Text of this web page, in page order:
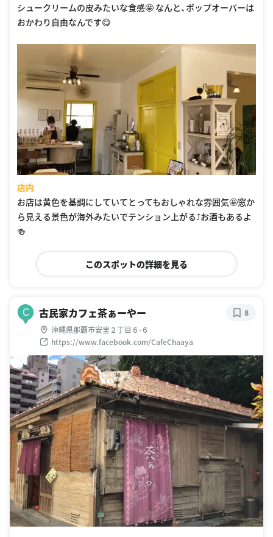
シュークリームの皮みたいな食感🤩 なんと、ポップオーバーは
おかわり自由なんです😋
店内
お店は黄色を基調にしていてとってもおしゃれな雰囲気🤩窓か
ら見える景色が海外みたいでテンション上がる⤴︎お酒もあるよ
🍻
このスポットの詳細を見る
C 古民家カフェ茶ぁーやー
沖縄県那覇市安里２丁目６-６
https://www.facebook.com/CafeChaaya
8